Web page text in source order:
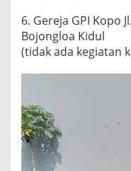
6. Gereja GPI Kopo
Bojongloa Kidul
(tidak ada kegiatan